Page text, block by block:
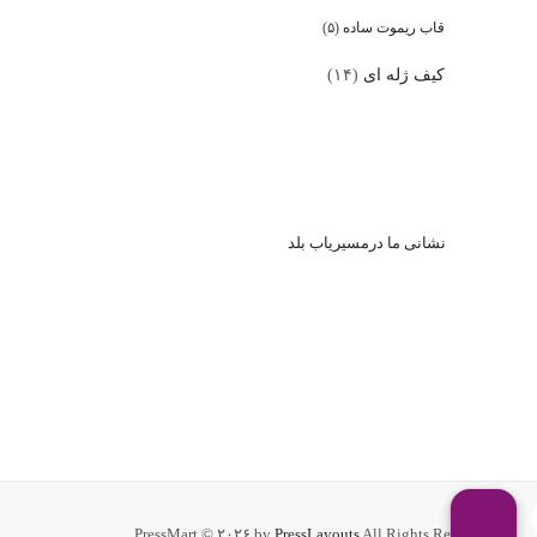
قاب ریموت ساده (۵)
کیف ژله ای (۱۴)
نشانی ما درمسیریاب بلد